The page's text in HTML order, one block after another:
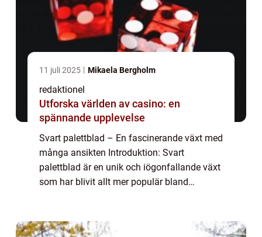
11 juli 2025 Mikaela Bergholm
redaktionel
Utforska världen av casino: en
spännande upplevelse
Svart palettblad – En fascinerande växt med
många ansikten Introduktion: Svart
palettblad är en unik och iögonfallande växt
som har blivit allt mer populär bland
o...